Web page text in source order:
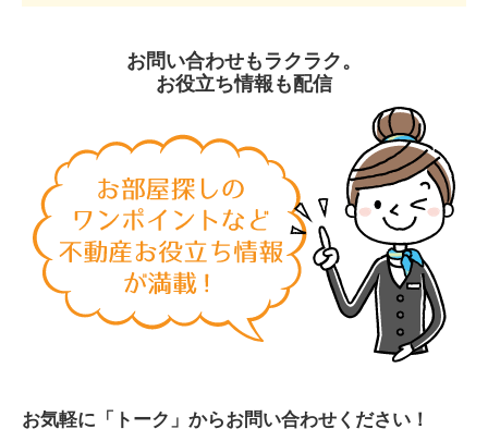
お問い合わせもラクラク。
お役立ち情報も配信
お気軽に「トーク」からお問い合わせください！